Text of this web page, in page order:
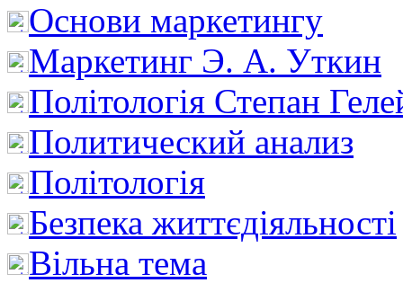
Основи маркетингу
Маркетинг Э. А. Уткин
Політологія Степан
Политический анализ
Політологія
Безпека життєдіяльності
Вільна тема